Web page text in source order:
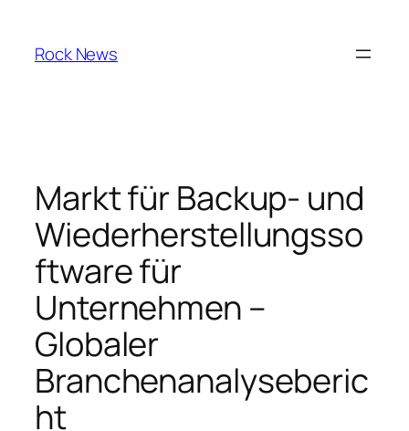
content
Rock News
Markt für Backup- und
Wiederherstellungsso
ftware für
Unternehmen –
Globaler
Branchenanalyseberic
ht